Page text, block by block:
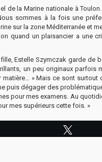
de la Marine nationale à
sommes à la fois une
sur la zone Méditerranée et
quand un plaisancier a une
Estelle Szymczak garde de
un peu originaux parfois
» Mais ce sont surtout
puis dégager des
pour mes examens. Au
mes supérieurs cette fois. »